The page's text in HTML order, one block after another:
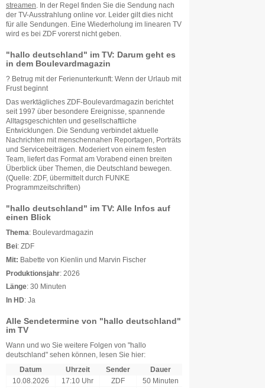
streamen . In der Regel finden Sie die Sendung nach
der TV-Ausstrahlung online vor. Leider gilt dies nicht
für alle Sendungen. Eine Wiederholung im linearen TV
wird es bei ZDF vorerst nicht geben.
"hallo deutschland" im TV: Darum geht es
in dem Boulevardmagazin
? Betrug mit der Ferienunterkunft: Wenn der Urlaub mit
Frust beginnt
Das werktägliches ZDF-Boulevardmagazin berichtet
seit 1997 über besondere Ereignisse, spannende
Alltagsgeschichten und gesellschaftliche
Entwicklungen. Die Sendung verbindet aktuelle
Nachrichten mit menschennahen Reportagen, Porträts
und Servicebeiträgen. Moderiert von einem festen
Team, liefert das Format am Vorabend einen breiten
Überblick über Themen, die Deutschland bewegen.
(Quelle: ZDF, übermittelt durch FUNKE
Programmzeitschriften)
"hallo deutschland" im TV: Alle Infos auf
einen Blick
Thema: Boulevardmagazin
Bei: ZDF
Mit: Babette von Kienlin und Marvin Fischer
Produktionsjahr: 2026
Länge: 30 Minuten
In HD: Ja
Alle Sendetermine von "hallo deutschland"
im TV
Wann und wo Sie weitere Folgen von "hallo
deutschland" sehen können, lesen Sie hier:
Datum Uhrzeit Sender
Dauer
10.08.2026
17:10 Uhr ZDF
50 Minuten